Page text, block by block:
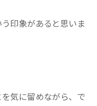
印象があると思いま
気に留めながら、で